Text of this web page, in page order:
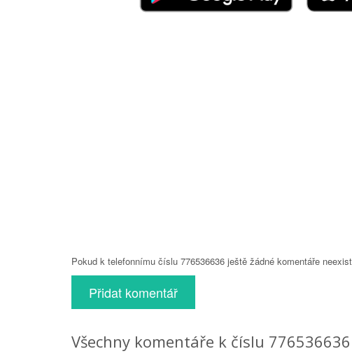
Pokud k telefonnímu číslu 776536636 ještě žádné komentáře
Přidat komentář
Všechny komentáře k číslu 776536636